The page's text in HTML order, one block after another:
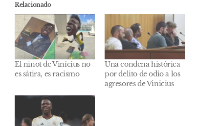
Relacionado
El ninot de Vinícius no
es sátira, es racismo
Una condena histórica
por delito de odio a los
agresores de Vinicius